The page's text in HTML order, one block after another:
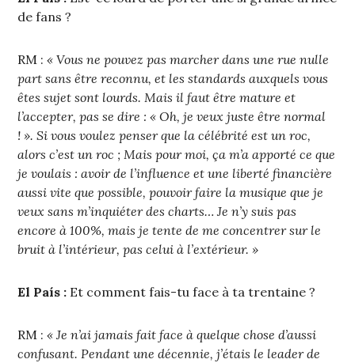
de fans ?
RM :« Vous ne pouvez pas marcher dans une rue nulle
part sans être reconnu, et les standards auxquels vous
êtes sujet sont lourds. Mais il faut être mature et
l’accepter, pas se dire : « Oh, je veux juste être normal
! ». Si vous voulez penser que la célébrité est un roc,
alors c’est un roc ; Mais pour moi, ça m’a apporté ce que
je voulais : avoir de l’influence et une liberté financière
aussi vite que possible, pouvoir faire la musique que je
veux sans m’inquiéter des charts… Je n’y suis pas
encore à 100%, mais je tente de me concentrer sur le
bruit à l’intérieur, pas celui à l’extérieur. »
El País : Et comment fais-tu face à ta trentaine ?
RM :« Je n’ai jamais fait face à quelque chose d’aussi
confusant. Pendant une décennie, j’étais le leader de